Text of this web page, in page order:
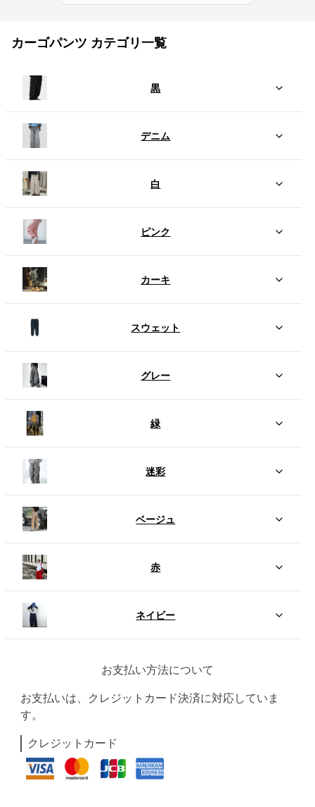
カーゴパンツ カテゴリ一覧
黒
デニム
白
ピンク
カーキ
スウェット
グレー
緑
迷彩
ベージュ
赤
ネイビー
お支払い方法について
お支払いは、クレジットカード決済に対応していま
す。
クレジットカード